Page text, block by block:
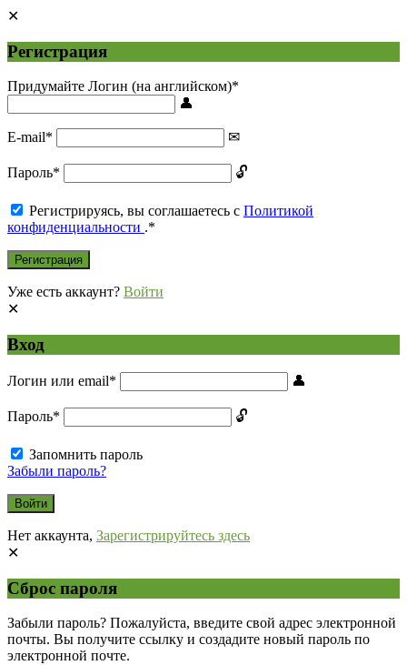
Регистрация
Придумайте Логин (на английском)*
E-mail*
Пароль*
Регистрируясь, вы соглашаетесь с Политикой
конфиденциальности .*
Уже есть аккаунт? Войти
Вход
Логин или email*
Пароль*
Запомнить пароль
Забыли пароль?
Нет аккаунта, Зарегистрируйтесь здесь
Сброс пароля
Забыли пароль? Пожалуйста, введите свой адрес электронной
почты. Вы получите ссылку и создадите новый пароль по
электронной почте.